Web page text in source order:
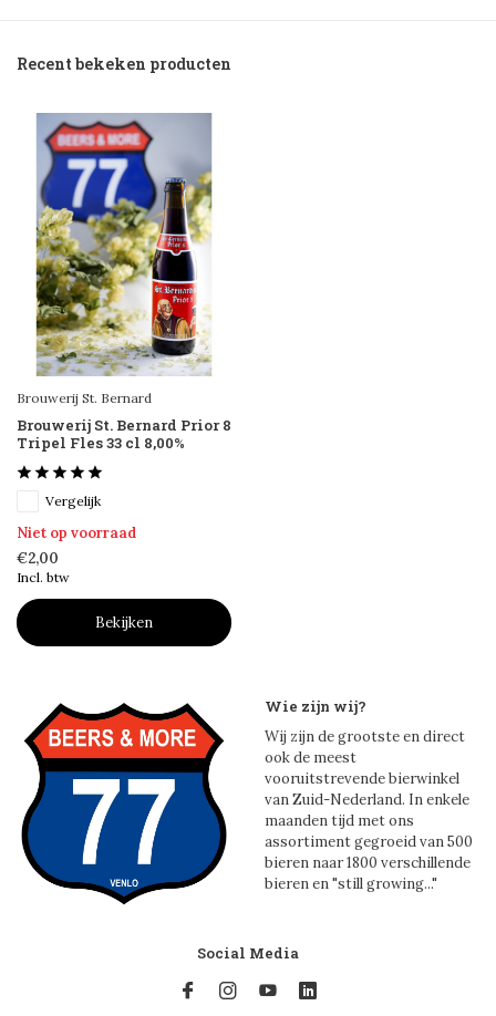
Recent bekeken producten
Brouwerij St. Bernard
Brouwerij St. Bernard Prior 8
Tripel Fles 33 cl 8,00%
Vergelijk
Niet op voorraad
€2,00
Incl. btw
Bekijken
Wie zijn wij?
Wij zijn de grootste en direct
ook de meest
vooruitstrevende bierwinkel
van Zuid-Nederland. In enkele
maanden tijd met ons
assortiment gegroeid van 500
bieren naar 1800 verschillende
bieren en "still growing..."
Social Media